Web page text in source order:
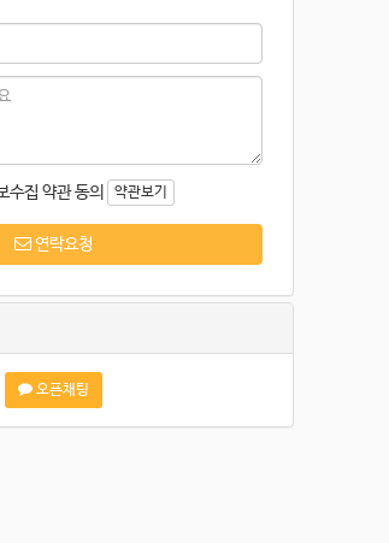
수집 약관 동의 약관보기
연락요청
오픈채팅